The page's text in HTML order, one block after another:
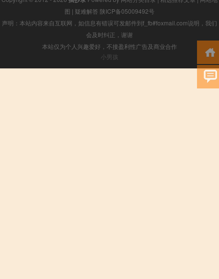
图 | 疑难解答 陕ICP备05009492号
声明：本站内容来自互联网，如信息有错误可发邮件到f_fb#foxmail.com说明，我们
会及时纠正，谢谢
本站仅为个人兴趣爱好，不接盈利性广告及商业合作
小男孩